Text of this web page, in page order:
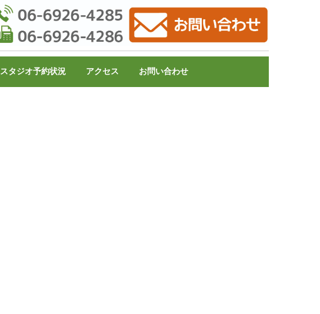
スタジオ予約状況 アクセス お問い合わせ